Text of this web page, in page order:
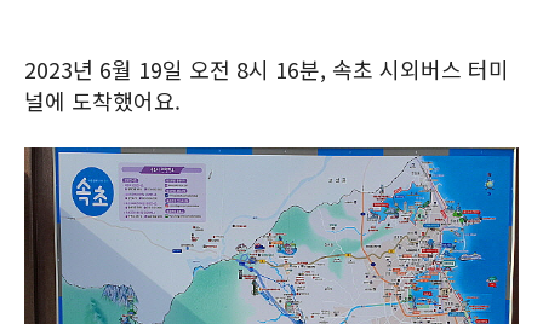
2023년 6월 19일 오전 8시 16분, 속초 시외버스 터미
널에 도착했어요.